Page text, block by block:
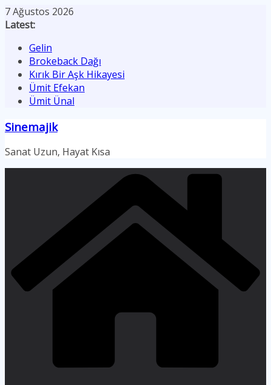
Skip
to
7 Ağustos 2026
Latest:
Gelin
Brokeback Dağı
Kırık Bir Aşk Hikayesi
Ümit Efekan
Ümit Ünal
Sinemajik
Sanat Uzun, Hayat Kısa